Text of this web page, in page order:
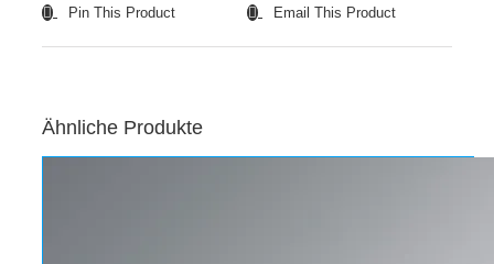
Pin This Product Email This Product
Ähnliche Produkte